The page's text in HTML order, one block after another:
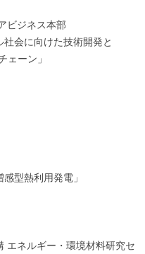
ビジネス本部
社会に向けた技術開発と
ェーン」
型熱利用発電」
エネルギー・環境材料研究セ